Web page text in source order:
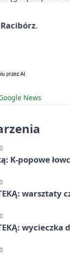
.
News
K-popowe
warsztaty
wycieczka